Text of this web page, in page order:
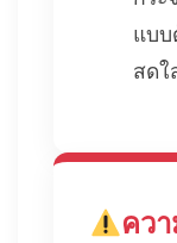
แบ
สดใ
คว